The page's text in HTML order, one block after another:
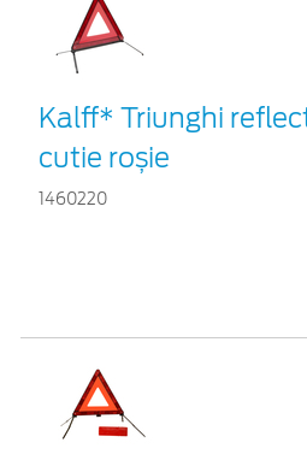
Kalff* Triunghi
cutie roșie
1460220